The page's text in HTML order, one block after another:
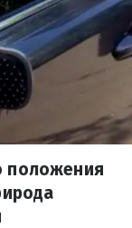
положения